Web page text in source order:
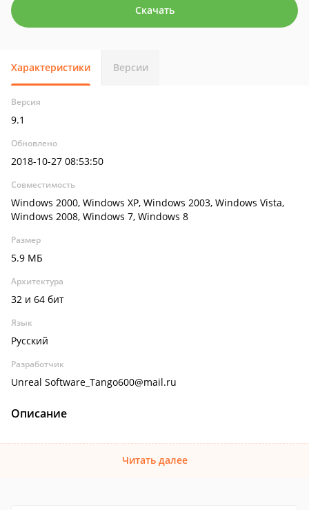
Скачать
Характеристики Версии
Версия
9.1
Обновлено
2018-10-27 08:53:50
Совместимость
Windows 2000, Windows XP, Windows 2003, Windows Vista,
Windows 2008, Windows 7, Windows 8
Размер
5.9 МБ
Архитектура
32 и 64 бит
Язык
Русский
Разработчик
Unreal Software_Tango600@mail.ru
Описание
Читать далее